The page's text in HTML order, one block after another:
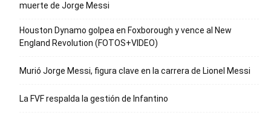
muerte de Jorge Messi
Houston Dynamo golpea en Foxborough y vence al New
England Revolution (FOTOS+VIDEO)
Murió Jorge Messi, figura clave en la carrera de Lionel Messi
La FVF respalda la gestión de Infantino